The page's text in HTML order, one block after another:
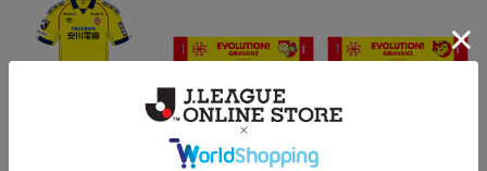
ギラヴァンツ北九州 キ
マワリ タオルマフラー
2,500円